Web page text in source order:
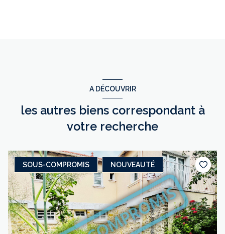
A DÉCOUVRIR
les autres biens correspondant à
votre recherche
SOUS-COMPROMIS NOUVEAUTÉ